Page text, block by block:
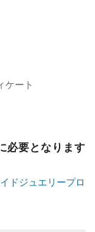
ケート
必要となります
ドジュエリープロ